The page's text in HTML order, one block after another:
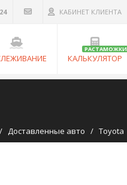
КАБИНЕТ КЛИЕНТА
КАЛЬКУЛЯТОР
РАСТАМОЖКИ
/ Доставленные авто / Toyota